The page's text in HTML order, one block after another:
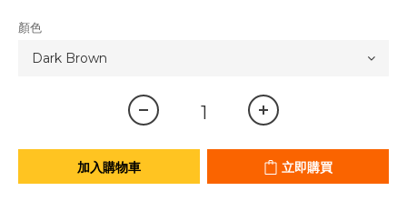
顏色
加入購物車 立即購買